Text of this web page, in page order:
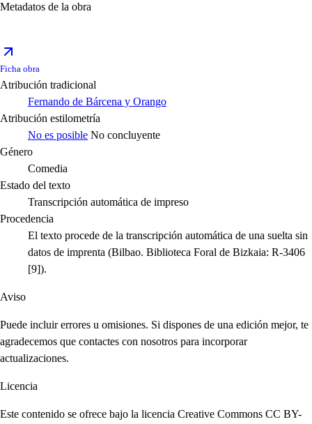
Metadatos de la obra
Ficha obra
Atribución tradicional
Fernando de Bárcena y Orango
Atribución estilometría
No es posible No concluyente
Género
Comedia
Estado del texto
Transcripción automática de impreso
Procedencia
El texto procede de la transcripción automática de una suelta sin
datos de imprenta (Bilbao. Biblioteca Foral de Bizkaia: R-3406
[9]).
Aviso
Puede incluir errores u omisiones. Si dispones de una edición mejor, te
agradecemos que contactes con nosotros para incorporar
actualizaciones.
Licencia
Este contenido se ofrece bajo la licencia Creative Commons CC BY-